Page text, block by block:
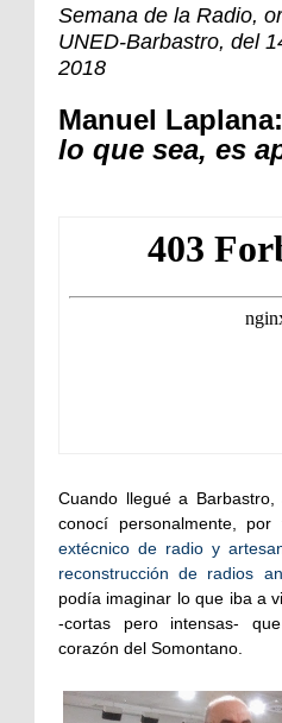
Semana de la Radio,
UNED-Barbastro, del
2018
Manuel Laplana:
lo que sea, es
Cuando llegué a
conocí personalmente,
extécnico de radio y
reconstrucción de radios
podía imaginar lo que iba a
-cortas pero intensas-
corazón del Somontano.